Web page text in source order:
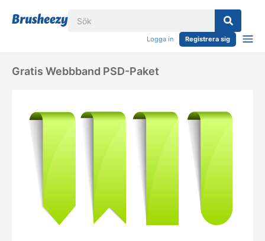
Logga in Registrera sig
Gratis Webbband PSD-Paket